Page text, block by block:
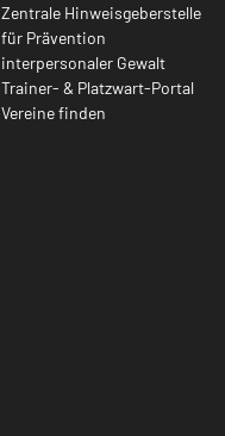
Zentrale Hinweisgeberstelle
für Prävention
interpersonaler Gewalt
Trainer- & Platzwart-Portal
Vereine finden